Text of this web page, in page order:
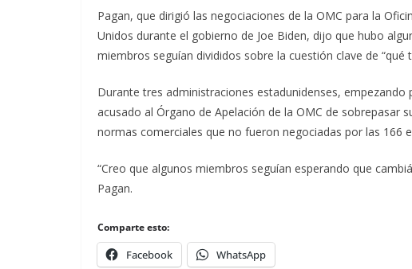
Pagan, que dirigió las negociaciones de la OMC para la
Unidos durante el gobierno de Joe Biden, dijo que hubo
miembros seguían divididos sobre la cuestión clave de “qué
Durante tres administraciones estadunidenses,
acusado al Órgano de Apelación de la OMC de sobrepasar
normas comerciales que no fueron negociadas por las 166
“Creo que algunos miembros seguían esperando que
Pagan.
Comparte esto:
Facebook WhatsApp